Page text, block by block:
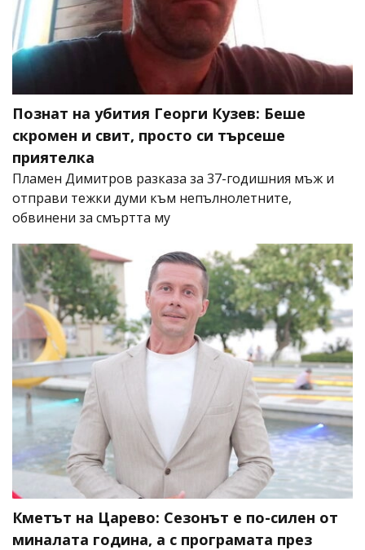
Познат на убития Георги Кузев: Беше
скромен и свит, просто си търсеше
приятелка
Пламен Димитров разказа за 37-годишния мъж и
отправи тежки думи към непълнолетните,
обвинени за смъртта му
Кметът на Царево: Сезонът е по-силен от
миналата година, а с програмата през